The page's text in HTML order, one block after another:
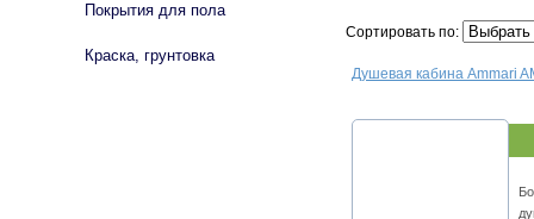
Сортировать по:
Душевая кабина Ammari
Покрытия для пола
Краска, грунтовка